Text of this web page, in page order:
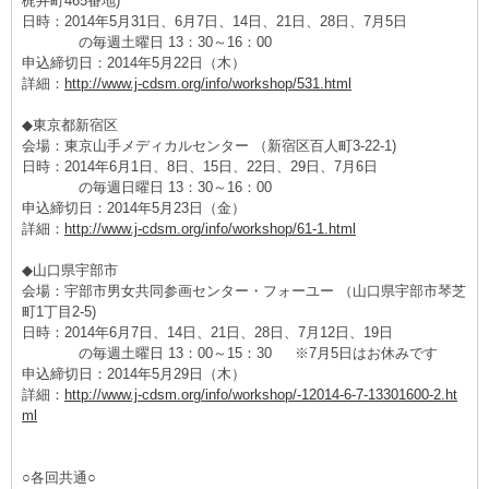
日時：2014年5月31日、6月7日、14日、21日、28日、7月5日
の毎週土曜日 13：30～16：00
申込締切日：2014年5月22日（木）
詳細： http://www.j-cdsm.org/info/workshop/531.html
◆東京都新宿区
会場：東京山手メディカルセンター （新宿区百人町3-22-1)
日時：2014年6月1日、8日、15日、22日、29日、7月6日
の毎週日曜日 13：30～16：00
申込締切日：2014年5月23日（金）
詳細： http://www.j-cdsm.org/info/workshop/61-1.html
◆山口県宇部市
会場：宇部市男女共同参画センター・フォーユー （山口県宇部市琴芝
町1丁目2-5)
日時：2014年6月7日、14日、21日、28日、7月12日、19日
の毎週土曜日 13：00～15：30 ※7月5日はお休みです
申込締切日：2014年5月29日（木）
詳細： http://www.j-cdsm.org/info/workshop/-12014-6-7-13301600-2.ht
ml
○各回共通○